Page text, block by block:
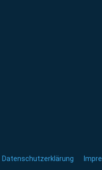
Datenschutzerklärung